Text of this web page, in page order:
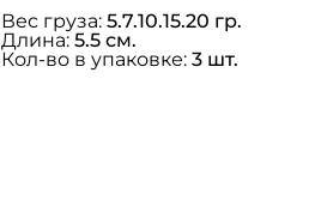
Вес груза: 5.7.10.15.20 гр.
Длина: 5.5 см.
Кол-во в упаковке: 3 шт.